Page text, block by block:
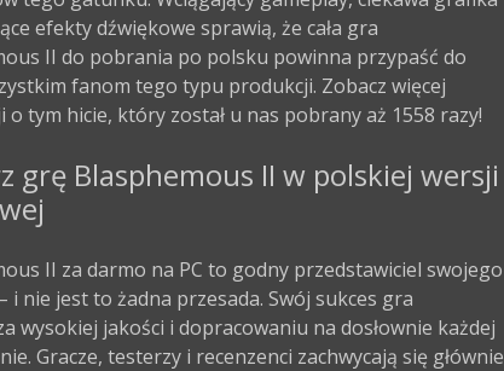
efekty dźwiękowe sprawią, że cała gra
II do pobrania po polsku powinna przypaść do
fanom tego typu produkcji. Zobacz więcej
o tym hicie, który został u nas pobrany aż 1558 razy!
grę Blasphemous II w polskiej wersji
II za darmo na PC to godny przedstawiciel swojego
i nie jest to żadna przesada. Swój sukces gra
wysokiej jakości i dopracowaniu na dosłownie każdej
Gracze, testerzy i recenzenci zachwycają się głównie